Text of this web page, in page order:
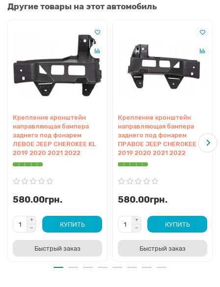
Другие товары на этот автомобиль
Крепление кронштейн
направляющая бампера
заднего под фонарем
ЛЕВОЕ JEEP CHEROKEE KL
2019 2020 2021 2022
580.00грн.
КУПИТЬ
Быстрый заказ
Крепление кронштейн
направляющая бампера
заднего под фонарем
ПРАВОЕ JEEP CHEROKEE KL
2019 2020 2021 2022
580.00грн.
КУПИТЬ
Быстрый заказ